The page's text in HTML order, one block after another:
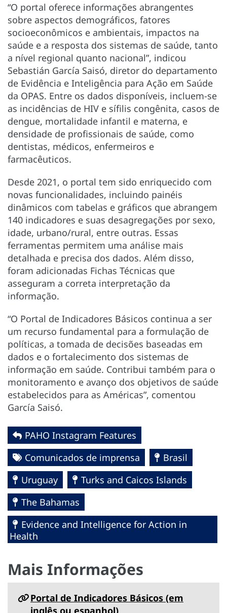
“O portal oferece informações abrangentes
sobre aspectos demográficos, fatores
socioeconômicos e ambientais, impactos na
saúde e a resposta dos sistemas de saúde, tanto
a nível regional quanto nacional”, indicou
Sebastián García Saisó, diretor do departamento
de Evidência e Inteligência para Ação em Saúde
da OPAS. Entre os dados disponíveis, incluem-se
as incidências de HIV e sífilis congênita, casos de
dengue, mortalidade infantil e materna, e
densidade de profissionais de saúde, como
dentistas, médicos, enfermeiros e
farmacêuticos.
Desde 2021, o portal tem sido enriquecido com
novas funcionalidades, incluindo painéis
dinâmicos com tabelas e gráficos que abrangem
140 indicadores e suas desagregações por sexo,
idade, urbano/rural, entre outras. Essas
ferramentas permitem uma análise mais
detalhada e precisa dos dados. Além disso,
foram adicionadas Fichas Técnicas que
asseguram a correta interpretação da
informação.
“O Portal de Indicadores Básicos continua a ser
um recurso fundamental para a formulação de
políticas, a tomada de decisões baseadas em
dados e o fortalecimento dos sistemas de
informação em saúde. Contribui também para o
monitoramento e avanço dos objetivos de saúde
estabelecidos para as Américas”, comentou
García Saisó.
PAHO Instagram Features
Comunicados de imprensa
Brasil
Uruguay
Turks and Caicos Islands
The Bahamas
Evidence and Intelligence for Action in
Health
Mais Informações
Portal de Indicadores Básicos (em
inglês ou espanhol)